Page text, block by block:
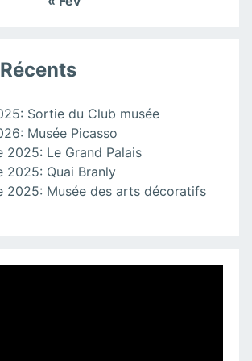
Sortie du Club musée
Musée Picasso
2025: Le Grand Palais
2025: Quai Branly
2025: Musée des arts décoratifs